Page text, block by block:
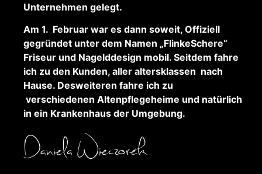
Unternehmen gelegt.
Am 1. Februar war es dann soweit, Offiziell
gegründet unter dem Namen „FlinkeSchere“
Friseur und Nagelddesign mobil. Seitdem fahre
ich zu den Kunden, aller altersklassen nach
Hause. Desweiteren fahre ich zu
verschiedenen Altenpflegeheime und natürlich
in ein Krankenhaus der Umgebung.